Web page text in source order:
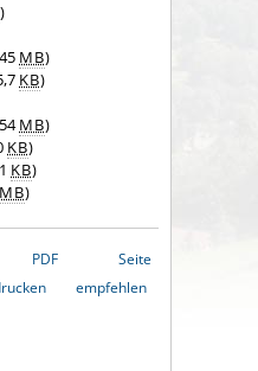
)
MB)
KB)
MB)
KB)
KB)
MB)
PDF
Seite
empfehlen